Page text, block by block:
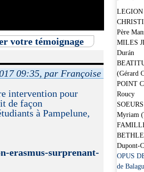
votre témoignage
09:35, par Françoise
intervention pour
de façon
à Pampelune,
erasmus-surprenant-
Père
MILES
Durán
(Gérard
POINT
Roucy
Myriam
Dupont-
OPUS
de